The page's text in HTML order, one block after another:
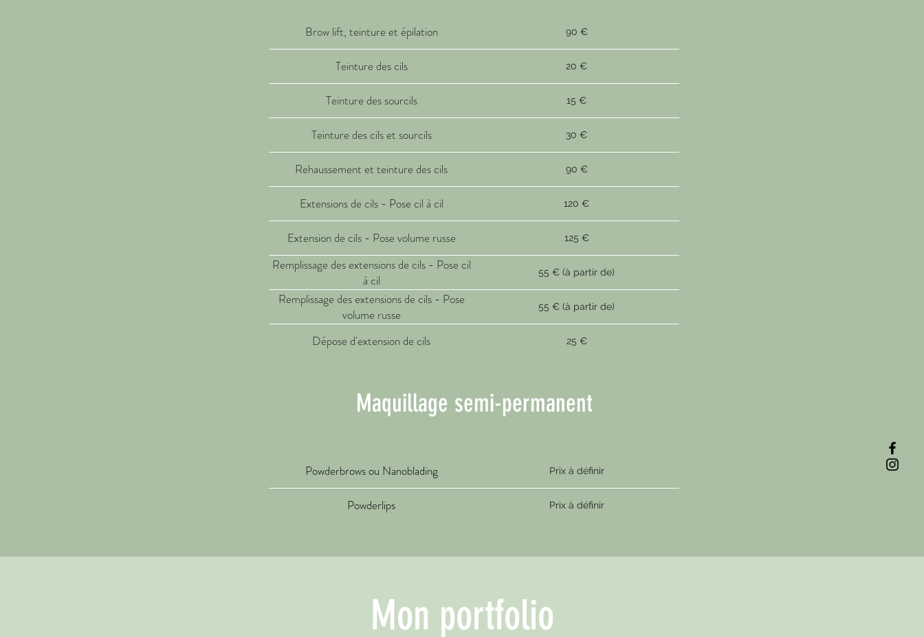
Brow lift, teinture et épilation 90 €
Teinture des cils 20 €
Teinture des sourcils 15 €
Teinture des cils et sourcils 30 €
Rehaussement et teinture des cils 90 €
Extensions de cils - Pose cil à cil 120 €
Extension de cils - Pose volume russe 125 €
Remplissage des extensions de cils - Pose cil
à cil
55 € (à partir de)
Remplissage des extensions de cils - Pose
volume russe
55 € (à partir de)
Dépose d'extension de cils 25 €
Maquillage semi-permanent
Powderbrows ou Nanoblading Prix à définir
Powderlips Prix à définir
Mon portfolio